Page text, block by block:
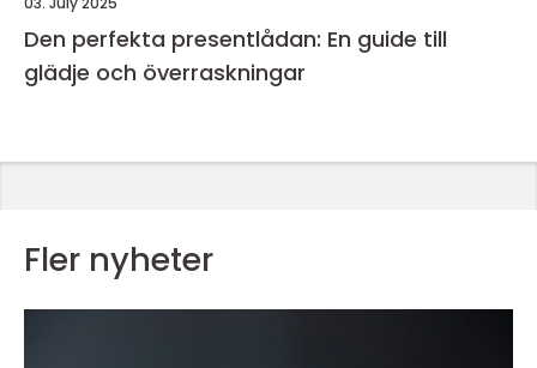
Den perfekta presentlådan: En guide till
glädje och överraskningar
Fler nyheter